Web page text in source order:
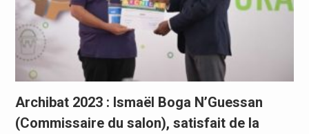
Archibat 2023 : Ismaël Boga N’Guessan
(Commissaire du salon), satisfait de la